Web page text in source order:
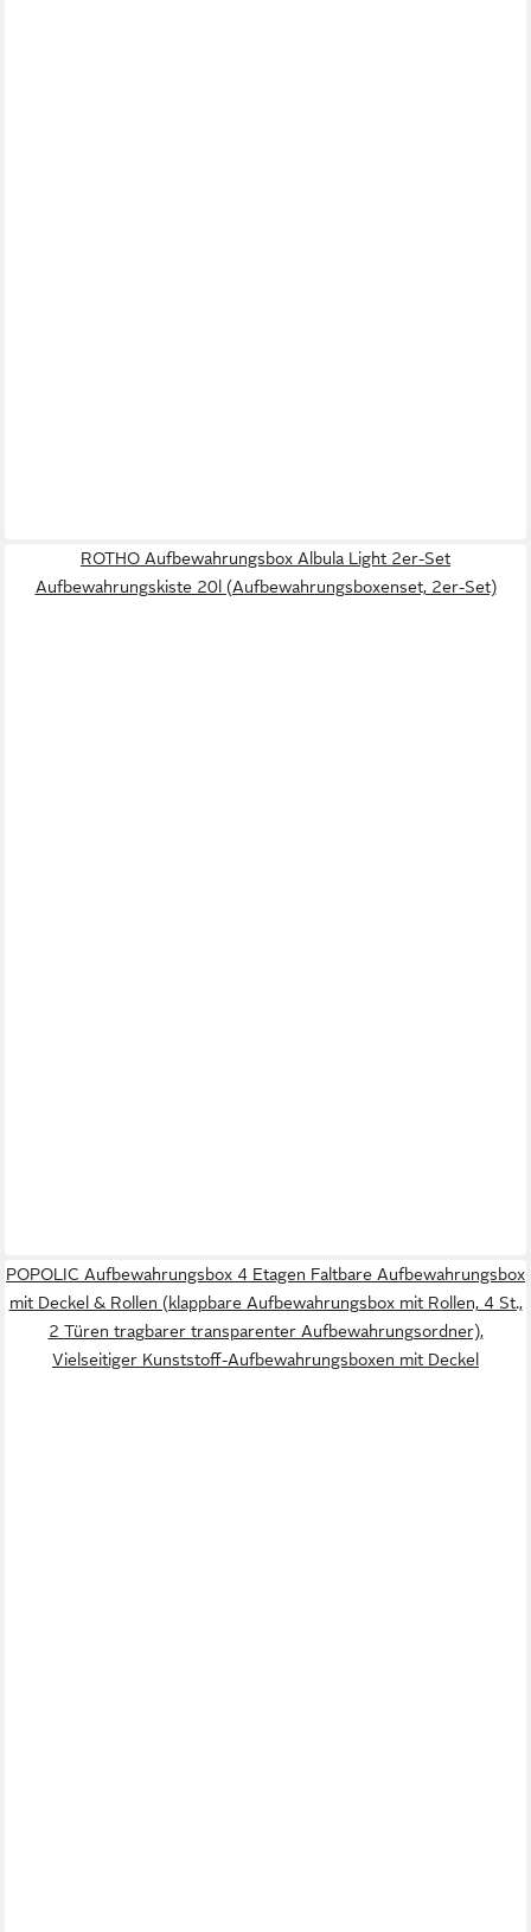
ROTHO Aufbewahrungsbox Albula Light 2er-Set
Aufbewahrungskiste 20l (Aufbewahrungsboxenset, 2er-Set)
POPOLIC Aufbewahrungsbox 4 Etagen Faltbare Aufbewahrungsbox
mit Deckel & Rollen (klappbare Aufbewahrungsbox mit Rollen, 4 St.,
2 Türen tragbarer transparenter Aufbewahrungsordner),
Vielseitiger Kunststoff-Aufbewahrungsboxen mit Deckel